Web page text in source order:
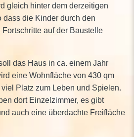
gleich hinter dem derzeitigen
dass die Kinder durch den
auf der Baustelle
das Haus in ca. einem Jahr
eine Wohnfläche von 430 qm
Platz zum Leben und Spielen.
dort Einzelzimmer, es gibt
auch eine überdachte Freifläche